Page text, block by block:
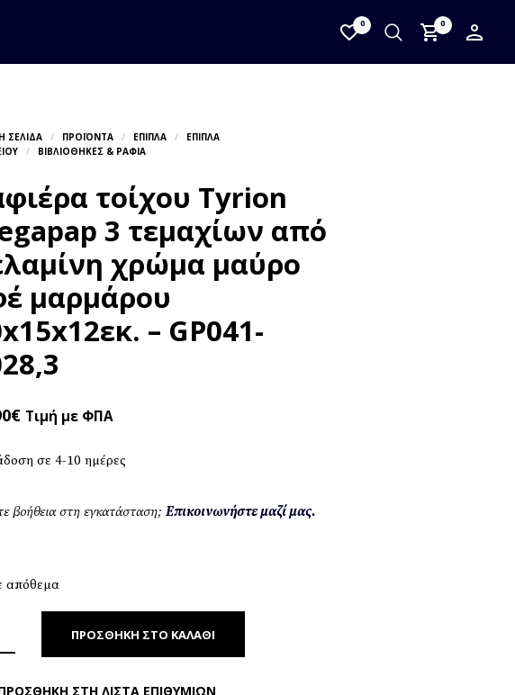
0 0
τοίχου Tyrion
3 τεμαχίων από
χρώμα μαύρο
μαρμάρου
– GP041-
€ Τιμή με ΦΠΑ
σε 4-10 ημέρες
βοήθεια στη εγκατάσταση; Επικοινωνήστε μαζί μας.
απόθεμα
ΠΡΟΣΘΉΚΗ ΣΤΟ ΚΑΛΆΘΙ
ΣΤΗ ΛΊΣΤΑ ΕΠΙΘΥΜΙΏΝ